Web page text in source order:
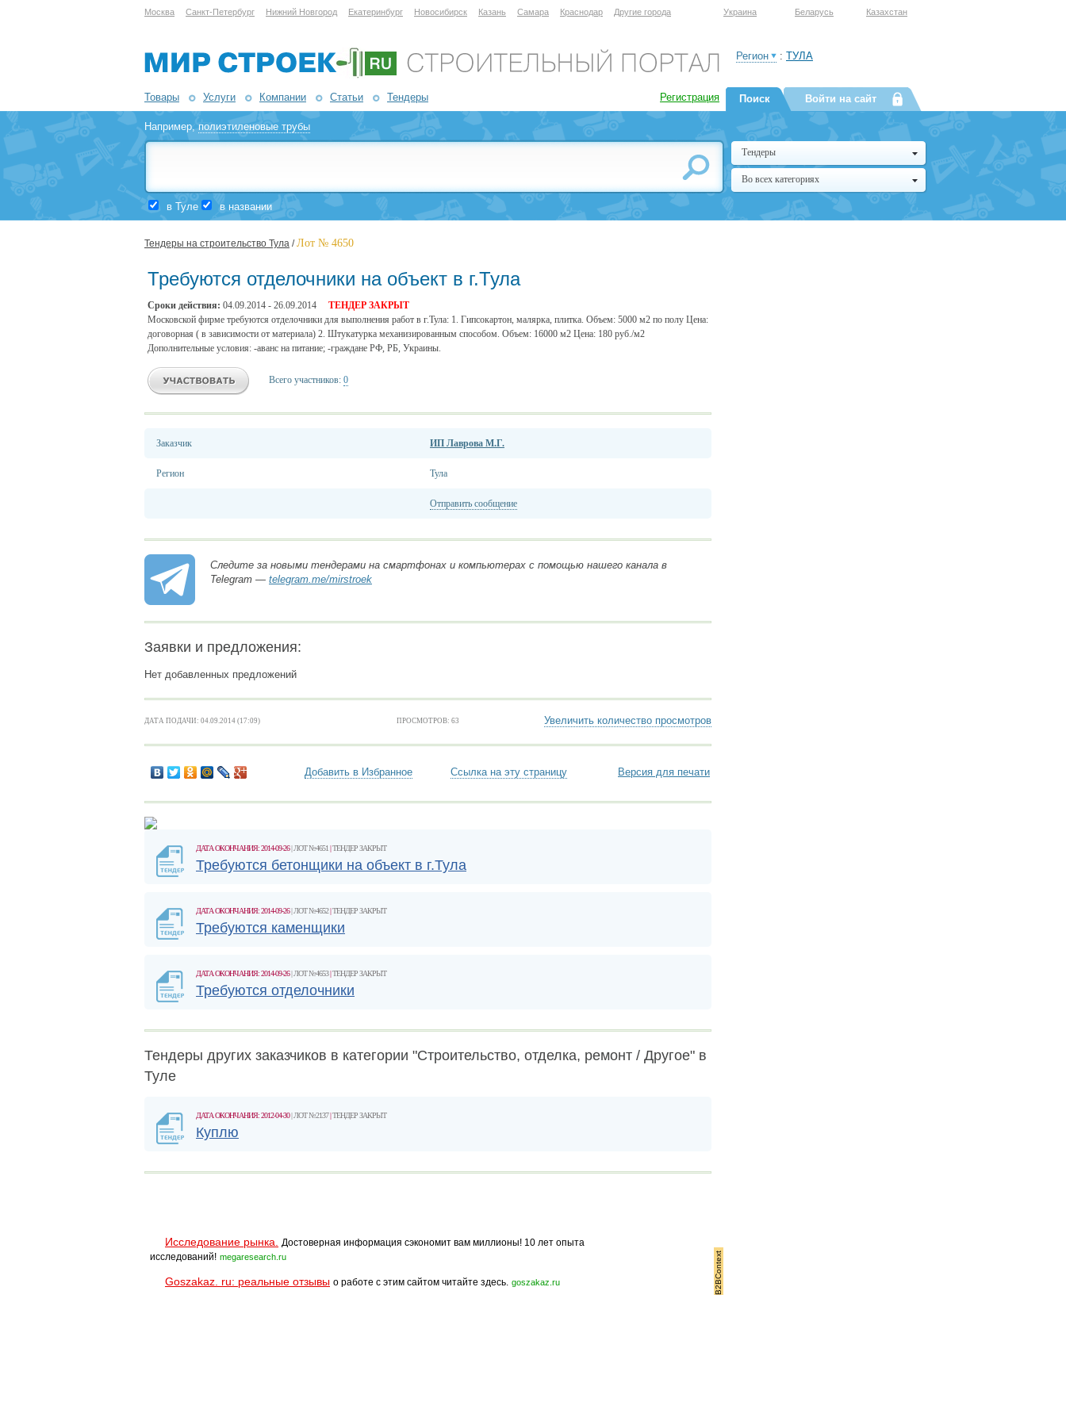
Москва Санкт-Петербург Нижний Новгород Екатеринбург Новосибирск Казань Самара Краснодар Другие города Украина Беларусь Казахстан
Товары Услуги Компании Статьи Тендеры Регистрация
Регион : ТУЛА
Например,полиэтиленовые трубы
в Туле в названии
Поиск Войти на сайт
Тендеры
Во всех категориях
Тендеры на строительство Тула /Лот № 4650
Требуются отделочники на объект в г.Тула
Сроки действия: 04.09.2014 - 26.09.2014
ТЕНДЕР ЗАКРЫТ
Московской фирме требуются отделочники для выполнения работ в г.Тула: 1. Гипсокартон, малярка, плитка. Объем: 5000 м2 по полу Цена:
договорная ( в зависимости от материала) 2. Штукатурка механизированным способом. Объем: 16000 м2 Цена: 180 руб./м2
Дополнительные условия: -аванс на питание; -граждане РФ, РБ, Украины.
Всего участников: 0
Заказчик ИП Лаврова М.Г.
Регион Тула
Отправить сообщение
Следите за новыми тендерами на смартфонах и компьютерах с помощью нашего канала в
Telegram — telegram.me/mirstroek
Заявки и предложения:
Нет добавленных предложений
ДАТА ПОДАЧИ: 04.09.2014 (17:09) ПРОСМОТРОВ: 63 Увеличить количество просмотров
Добавить в Избранное Ссылка на эту страницу Версия для печати
ДАТА ОКОНЧАНИЯ: 2014-09-26| ЛОТ №4651 |ТЕНДЕР ЗАКРЫТ
Требуются бетонщики на объект в г.Тула
ДАТА ОКОНЧАНИЯ: 2014-09-26| ЛОТ №4652|ТЕНДЕР ЗАКРЫТ
Требуются каменщики
ДАТА ОКОНЧАНИЯ: 2014-09-26| ЛОТ №4653|ТЕНДЕР ЗАКРЫТ
Требуются отделочники
Тендеры других заказчиков в категории "Строительство, отделка, ремонт / Другое" в
Туле
ДАТА ОКОНЧАНИЯ: 2012-04-30| ЛОТ №2137|ТЕНДЕР ЗАКРЫТ
Куплю
Исследование рынка.
Достоверная информация сэкономит вам миллионы! 10 лет опыта
исследований! megaresearch.ru
Goszakaz. ru: реальные отзывы о работе с этим сайтом читайте здесь. goszakaz.ru